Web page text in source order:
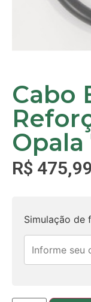
Cabo
Opala
R$ 475,99
Simulação de